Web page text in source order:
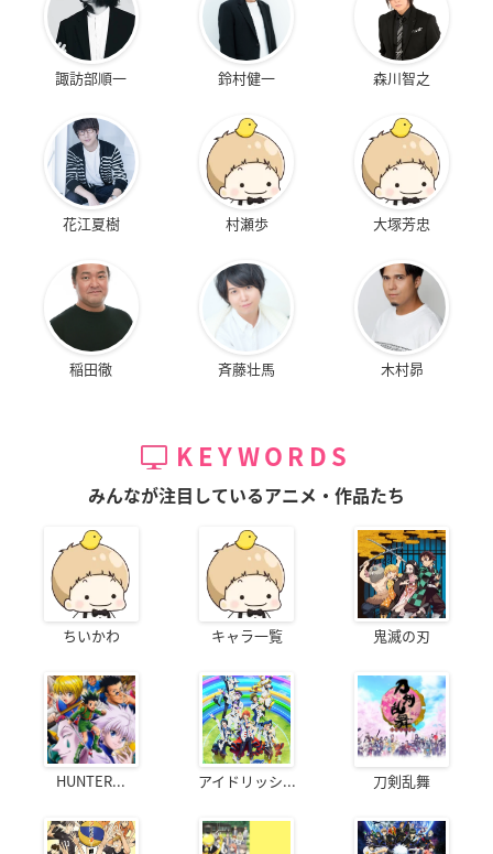
諏訪部順一 鈴村健一 森川智之
花江夏樹 村瀬歩 大塚芳忠
稲田徹 斉藤壮馬 木村昴
KEYWORDS
みんなが注目しているアニメ・作品たち
ちいかわ キャラ一覧 鬼滅の刃
HUNTER... アイドリッシ... 刀剣乱舞